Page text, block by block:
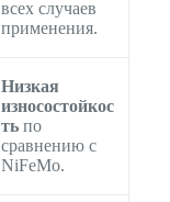
всех случаев
применения.
Низкая
износостойкос
тьпо
сравнению с
NiFeMo.